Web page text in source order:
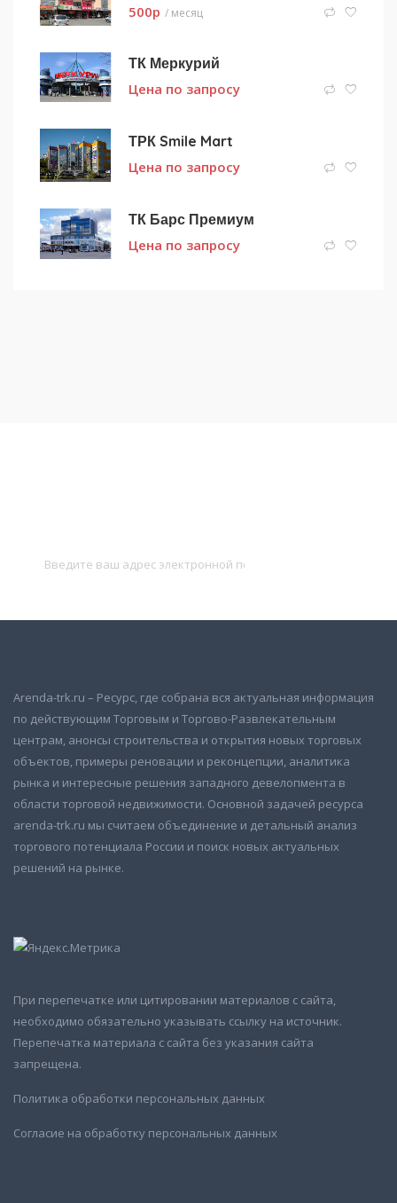
500p / месяц
ТК Меркурий
Цена по запросу
ТРК Smile Mart
Цена по запросу
ТК Барс Премиум
Цена по запросу
Arenda-trk.ru – Ресурс, где собрана вся актуальная информация
по действующим Торговым и Торгово-Развлекательным
центрам, анонсы строительства и открытия новых торговых
объектов, примеры реновации и реконцепции, аналитика
рынка и интересные решения западного девелопмента в
области торговой недвижимости. Основной задачей ресурса
arenda-trk.ru мы считаем объединение и детальный анализ
торгового потенциала России и поиск новых актуальных
решений на рынке.
При перепечатке или цитировании материалов с сайта,
необходимо обязательно указывать ссылку на источник.
Перепечатка материала с сайта без указания сайта
запрещена.
Политика обработки персональных данных
Согласие на обработку персональных данных